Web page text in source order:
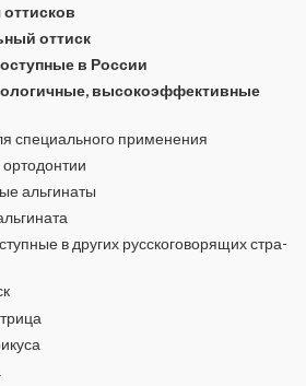
от­тиск
в Рос­сии
вы­со­ко­эф­фек­тив­ные
спе­ци­аль­но­го при­ме­не­ния
аль­ги­на­ты
в дру­гих рус­ско­го­во­ря­щих стра­